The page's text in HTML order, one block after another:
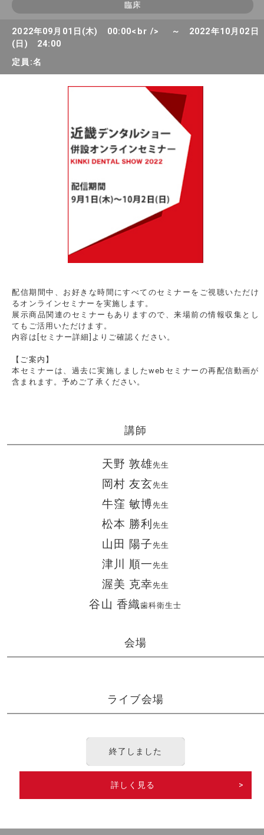
臨床
2022年09月01日(木) 00:00<br /> ～ 2022年10月02日
(日) 24:00
定員:名
配信期間中、お好きな時間にすべてのセミナーをご視聴いただけ
るオンラインセミナーを実施します。
展示商品関連のセミナーもありますので、来場前の情報収集とし
てもご活用いただけます。
内容は[セミナー詳細]よりご確認ください。
【ご案内】
本セミナーは、過去に実施しましたwebセミナーの再配信動画が
含まれます。予めご了承ください。
講師
天野 敦雄先生
岡村 友玄先生
牛窪 敏博先生
松本 勝利先生
山田 陽子先生
津川 順一先生
渥美 克幸先生
谷山 香織歯科衛生士
会場
ライブ会場
終了しました
詳しく見る >